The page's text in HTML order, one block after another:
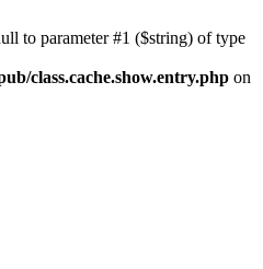
to parameter #1 ($string) of type
class.cache.show.entry.php on